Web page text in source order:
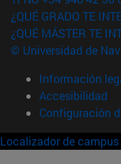
¿QUÉ GRADO TE
¿QUÉ MÁSTER TE
© Universidad de
Información
Accesibilidad
Configuración
Localizador de campus